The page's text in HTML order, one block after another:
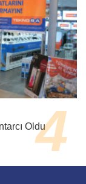
Oldu